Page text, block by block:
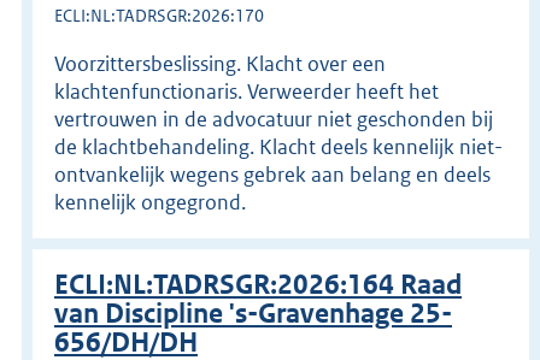
ECLI:NL:TADRSGR:2026:170
Voorzittersbeslissing. Klacht over een
klachtenfunctionaris. Verweerder heeft het
vertrouwen in de advocatuur niet geschonden bij
de klachtbehandeling. Klacht deels kennelijk niet-
ontvankelijk wegens gebrek aan belang en deels
kennelijk ongegrond.
ECLI:NL:TADRSGR:2026:164 Raad
van Discipline 's-Gravenhage 25-
656/DH/DH